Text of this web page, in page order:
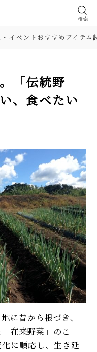
検索
イベントおすすめアイテム
「伝統野
、食べたい
に昔から根づき、
在来野菜」のこ
に順応し、生き延